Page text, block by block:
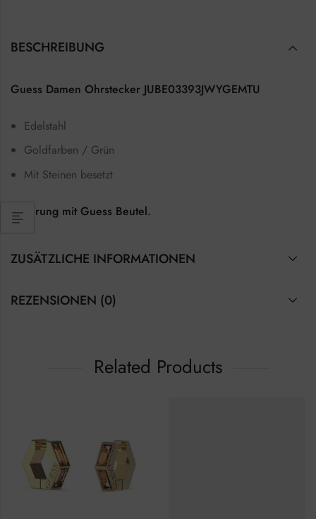
BESCHREIBUNG
Guess Damen Ohrstecker JUBE03393JWYGEMTU
Edelstahl
Goldfarben / Grün
Mit Steinen besetzt
Lieferung mit Guess Beutel.
ZUSÄTZLICHE INFORMATIONEN
REZENSIONEN (0)
Related Products